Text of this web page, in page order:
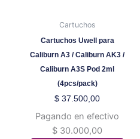
Cartuchos
Cartuchos Uwell para
Caliburn A3 / Caliburn AK3 /
Caliburn A3S Pod 2ml
(4pcs/pack)
$ 37.500,00
Pagando en efectivo
$ 30.000,00
se
pueden
elegir
en
la
página
producto